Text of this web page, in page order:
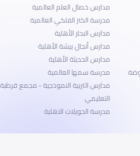
مدارس خصال العلم العالمية
مدرسة الكنز الفلكي العالمية
مدارس البحار الأهلية
مدارس أنجال بيشة الأهلية
مدارس الحديثة الأهلية
مدرسة سمها العالمية
مدارس التربية النموذجية - مجمع قرطبة
التعليمي
مدرسة الحويلات الاهلية